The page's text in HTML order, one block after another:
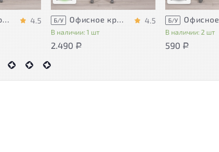
4.5 Б/У
В наличии: 1 шт
4.5
2.490 Р
Б/У
В наличии: 2 шт
590 Р